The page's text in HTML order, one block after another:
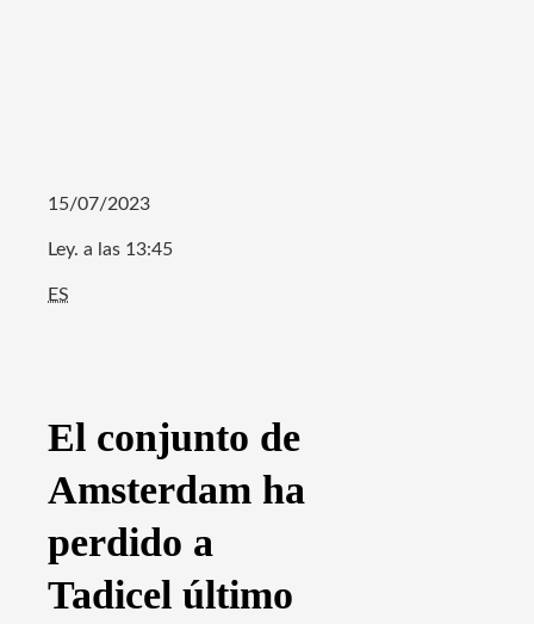
15/07/2023
Ley. a las 13:45
ES
El conjunto de
Amsterdam ha
perdido a
Tadicel último